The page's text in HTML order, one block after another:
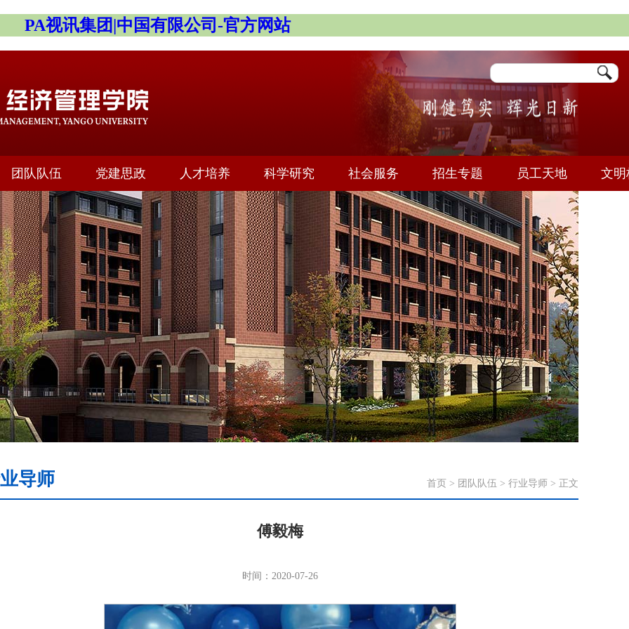
PA视讯集团|中国有限公司-官方网站
团队队伍 党建思政 人才培养 科学研究 社会服务 招生专题 员工天地 文明
导师 首页 > 团队队伍 > 行业导师 > 正文
傅毅梅
时间：2020-07-26